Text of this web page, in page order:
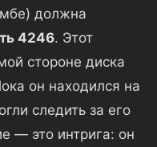
должна
4246. Этот
стороне диска
он находился на
следить за его
— это интрига: он